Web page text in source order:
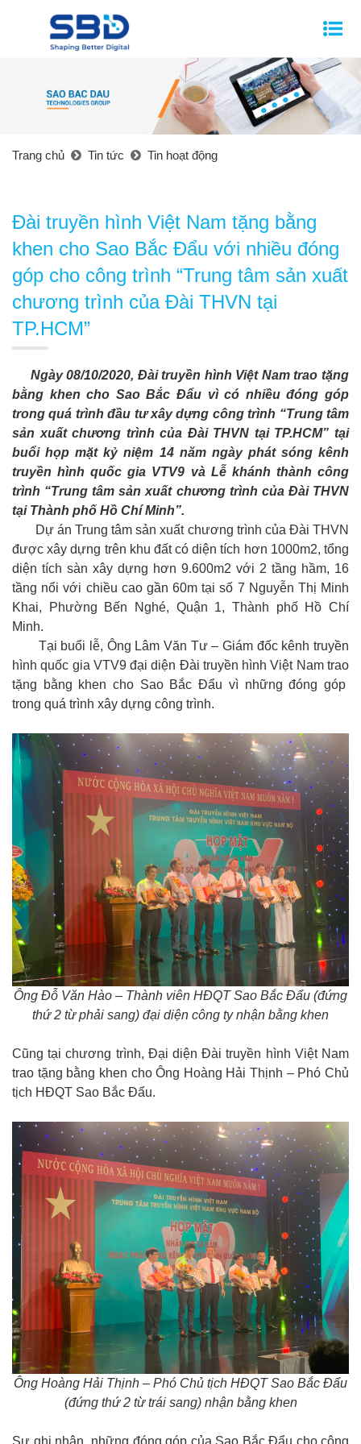
Trang chủ Tin tức Tin hoạt động
Đài truyền hình Việt Nam tặng bằng
khen cho Sao Bắc Đẩu với nhiều đóng
góp cho công trình “Trung tâm sản xuất
chương trình của Đài THVN tại
TP.HCM”
Ngày 08/10/2020, Đài truyền hình Việt Nam trao tặng
bằng khen cho Sao Bắc Đẩu vì có nhiều đóng góp
trong quá trình đầu tư xây dựng công trình “Trung tâm
sản xuất chương trình của Đài THVN tại TP.HCM” tại
buổi họp mặt kỷ niệm 14 năm ngày phát sóng kênh
truyền hình quốc gia VTV9 và Lễ khánh thành công
trình “Trung tâm sản xuất chương trình của Đài THVN
tại Thành phố Hồ Chí Minh”.
Dự án Trung tâm sản xuất chương trình của Đài THVN
được xây dựng trên khu đất có diện tích hơn 1000m2, tổng
diện tích sàn xây dựng hơn 9.600m2 với 2 tầng hầm, 16
tầng nổi với chiều cao gần 60m tại số 7 Nguyễn Thị Minh
Khai, Phường Bến Nghé, Quận 1, Thành phố Hồ Chí
Minh.
Tại buổi lễ, Ông Lâm Văn Tư – Giám đốc kênh truyền
hình quốc gia VTV9 đại diện Đài truyền hình Việt Nam trao
tặng bằng khen cho Sao Bắc Đẩu vì những đóng góp
trong quá trình xây dựng công trình.
Ông Đỗ Văn Hào – Thành viên HĐQT Sao Bắc Đẩu (đứng
thứ 2 từ phải sang) đại diện công ty nhận bằng khen
Cũng tại chương trình, Đại diện Đài truyền hình Việt Nam
trao tặng bằng khen cho Ông Hoàng Hải Thịnh – Phó Chủ
tịch HĐQT Sao Bắc Đẩu.
Ông Hoàng Hải Thịnh – Phó Chủ tịch HĐQT Sao Bắc Đẩu
(đứng thứ 2 từ trái sang) nhận bằng khen